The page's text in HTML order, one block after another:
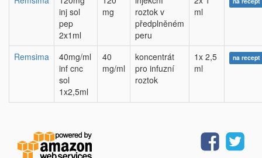
inj sol
pep
2x1ml
mg
roztok v
předplněném
peru
ml
Remsima
40mg/ml
inf cnc
sol
1x2,5ml
40
mg/ml
koncentrát
pro infuzní
roztok
1x 2,5
ml
na recept